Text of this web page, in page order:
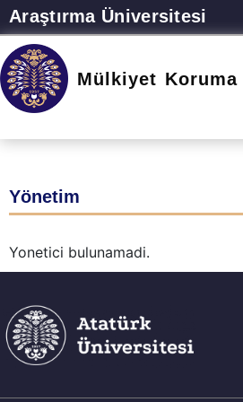
Araştırma Üniversitesi
Mülkiyet
Yönetim
Yonetici bulunamadi.